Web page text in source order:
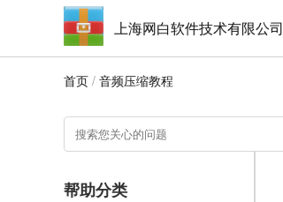
上海网白软件技术有限公司
首页 / 音频压缩教程
帮助分类